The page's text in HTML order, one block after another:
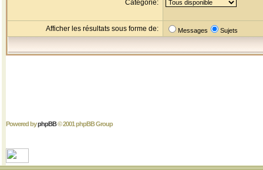
Catégorie:
Afficher les résultats sous forme de: Messages Sujets
Powered byphpBB© 2001 phpBB Group